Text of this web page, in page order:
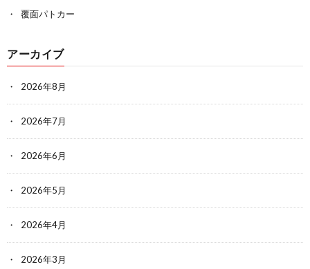
覆面パトカー
アーカイブ
2026年8月
2026年7月
2026年6月
2026年5月
2026年4月
2026年3月